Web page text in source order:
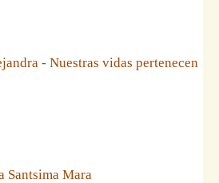
- Nuestras vidas pertenecen
Santsima Mara